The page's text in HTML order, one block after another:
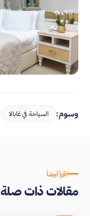
وسوم: السياحة في غابالا
اقرأ أيضاً
مقالات ذات صلة